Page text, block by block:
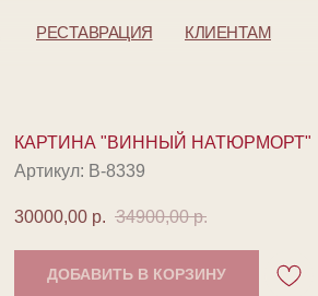
РЕСТАВРАЦИЯ КЛИЕНТАМ
КАРТИНА "ВИННЫЙ НАТЮРМОРТ"
Артикул: В-8339
30000,00 р. 34900,00 р.
ДОБАВИТЬ В КОРЗИНУ